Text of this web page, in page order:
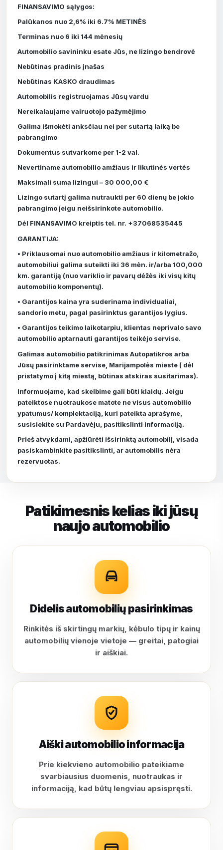
FINANSAVIMO sąlygos:
Palūkanos nuo 2,6% iki 6.7% METINĖS
Terminas nuo 6 iki 144 mėnesių
Automobilio savininku esate Jūs, ne lizingo bendrovė
Nebūtinas pradinis įnašas
Nebūtinas KASKO draudimas
Automobilis registruojamas Jūsų vardu
Nereikalaujame vairuotojo pažymėjimo
Galima išmokėti anksčiau nei per sutartą laiką be
pabrangimo
Dokumentus sutvarkome per 1-2 val.
Nevertiname automobilio amžiaus ir likutinės vertės
Maksimali suma lizingui – 30 000,00 €
Lizingo sutartį galima nutraukti per 60 dienų be jokio
pabrangimo jeigu neišsirinkote automobilio.
Dėl FINANSAVIMO kreiptis tel. nr. +37068535445
GARANTIJA:
• Priklausomai nuo automobilio amžiaus ir kilometražo,
automobiliui galima suteikti iki 36 mėn. ir/arba 100,000
km. garantiją (nuo variklio ir pavarų dėžės iki visų kitų
automobilio komponentų).
• Garantijos kaina yra suderinama individualiai,
sandorio metu, pagal pasirinktus garantijos lygius.
• Garantijos teikimo laikotarpiu, klientas neprivalo savo
automobilio aptarnauti garantijos teikėjo servise.
Galimas automobilio patikrinimas Autopatikros arba
Jūsų pasirinktame servise, Marijampolės mieste ( dėl
pristatymo į kitą miestą, būtinas atskiras susitarimas).
Informuojame, kad skelbime gali būti klaidų. Jeigu
pateiktose nuotraukose matote ne visus automobilio
ypatumus/ komplektaciją, kuri pateikta aprašyme,
susisiekite su Pardavėju, pasitikslinti informaciją.
Prieš atvykdami, apžiūrėti išsirinktą automobilį, visada
pasiskambinkite pasitikslinti, ar automobilis nėra
rezervuotas.
Patikimesnis kelias iki jūsų
naujo automobilio
Didelis automobilių pasirinkimas
Rinkitės iš skirtingų markių, kėbulo tipų ir kainų
automobilių vienoje vietoje — greitai, patogiai
ir aiškiai.
Aiški automobilio informacija
Prie kiekvieno automobilio pateikiame
svarbiausius duomenis, nuotraukas ir
informaciją, kad būtų lengviau apsispręsti.